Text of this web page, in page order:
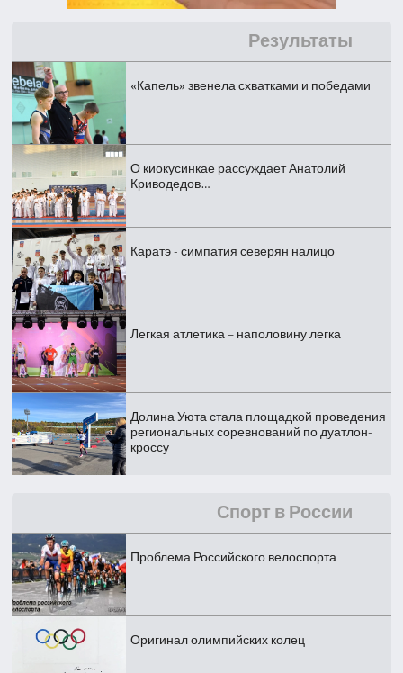
Результаты
«Капель» звенела схватками и победами
О киокусинкае рассуждает Анатолий
Криводедов…
Каратэ - симпатия северян налицо
Легкая атлетика – наполовину легка
Долина Уюта стала площадкой проведения
региональных соревнований по дуатлон-
кроссу
Спорт в России
Проблема Российского велоспорта
Оригинал олимпийских колец